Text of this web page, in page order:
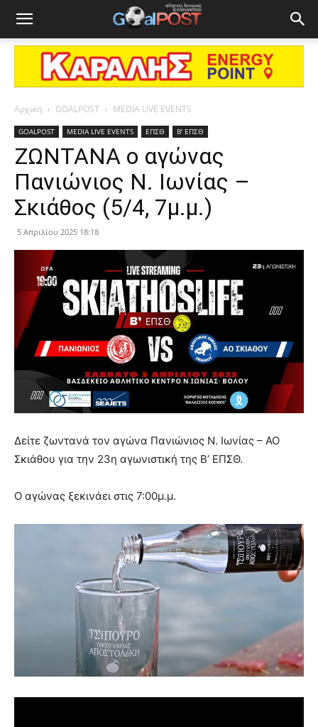
Αρχική GOALPOST MEDIA LIVE EVENTS
GOALPOST MEDIA LIVE EVENTS ΕΠΣΘ Β' ΕΠΣΘ
ΖΩΝΤΑΝΑ ο αγώνας
Πανιώνιος Ν. Ιωνίας –
Σκιάθος (5/4, 7μ.μ.)
5 Απριλίου 2025 18:18
Δείτε ζωντανά τον αγώνα Πανιώνιος Ν. Ιωνίας – ΑΟ
Σκιάθου για την 23η αγωνιστική της Β’ ΕΠΣΘ.
Ο αγώνας ξεκινάει στις 7:00μ.μ.